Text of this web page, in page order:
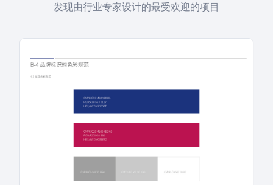
发现由行业专家设计的最受欢迎的项目